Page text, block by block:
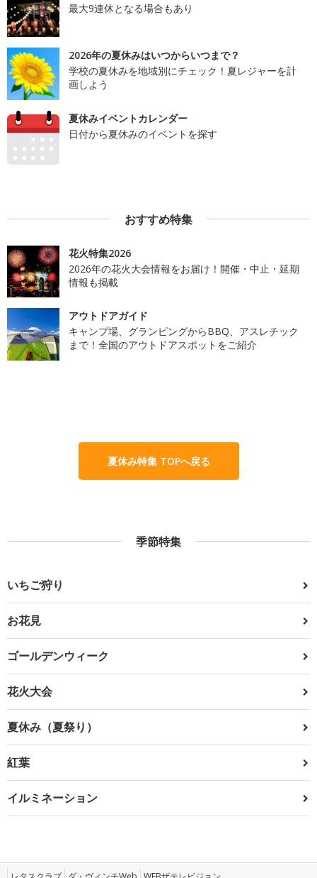
最大9連休となる場合もあり
2026年の夏休みはいつからいつまで？
学校の夏休みを地域別にチェック！夏レジャーを計
画しよう
夏休みイベントカレンダー
日付から夏休みのイベントを探す
おすすめ特集
花火特集2026
2026年の花火大会情報をお届け！開催・中止・延期
情報も掲載
アウトドアガイド
キャンプ場、グランピングからBBQ、アスレチック
まで！全国のアウトドアスポットをご紹介
夏休み特集 TOPへ戻る
季節特集
いちご狩り
お花見
ゴールデンウィーク
花火大会
夏休み（夏祭り）
紅葉
イルミネーション